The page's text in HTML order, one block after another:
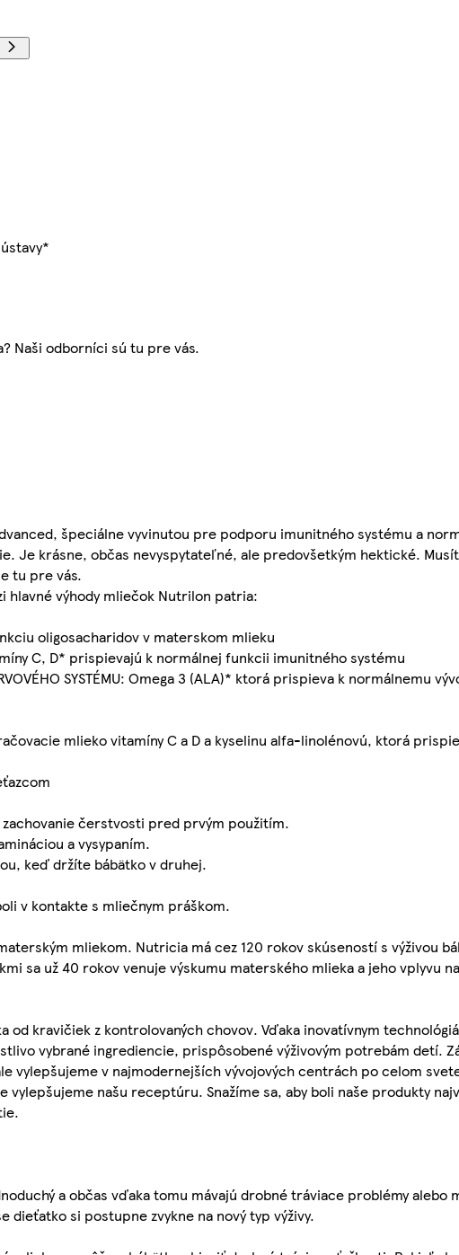
Naši odborníci sú tu pre vás.
špeciálne vyvinutou pre podporu imunitného systému a
Je krásne, občas nevyspytateľné, ale predovšetkým hektické.
tu pre vás.
hlavné výhody mliečok Nutrilon patria:
oligosacharidov v materskom mlieku
C, D* prispievajú k normálnej funkcii imunitného systému
SYSTÉMU: Omega 3 (ALA)* ktorá prispieva k normálnemu
mlieko vitamíny C a D a kyselinu alfa-linolénovú, ktorá
čerstvosti pred prvým použitím.
a vysypaním.
keď držíte bábätko v druhej.
v kontakte s mliečnym práškom.
mliekom. Nutricia má cez 120 rokov skúseností s výživou
sa už 40 rokov venuje výskumu materského mlieka a jeho vplyvu
od kravičiek z kontrolovaných chovov. Vďaka inovatívnym
vybrané ingrediencie, prispôsobené výživovým potrebám detí.
vylepšujeme v najmodernejších vývojových centrách po celom
našu receptúru. Snažíme sa, aby boli naše produkty
a občas vďaka tomu mávajú drobné tráviace problémy alebo
si postupne zvykne na nový typ výživy.